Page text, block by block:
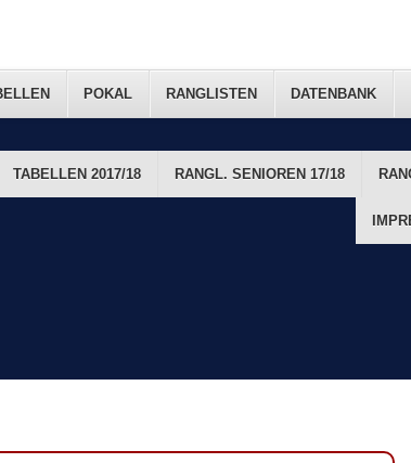
FTS-TERMINE FTS
TABELLEN 2017/18 RANGL. SENIOREN 17/18
POKAL RANGLISTEN DATENBANK